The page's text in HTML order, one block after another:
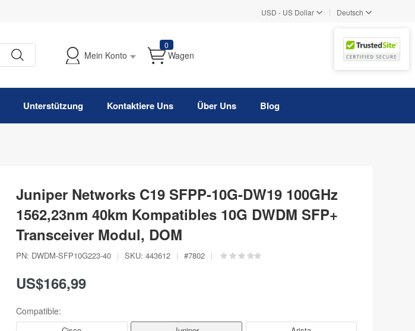
USD - US Dollar | Deutsch
Mein Konto
0
Wagen
Unterstützung Kontaktiere Uns Über Uns Blog
Juniper Networks C19 SFPP-10G-DW19 100GHz
1562,23nm 40km Kompatibles 10G DWDM SFP+
Transceiver Modul, DOM
PN: DWDM-SFP10G223-40 | SKU: 443612 | #7802 |
US$166,99
Compatible: